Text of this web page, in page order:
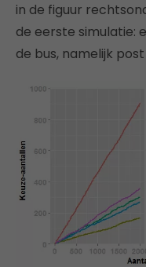
in de figuur
de eerste simulatie:
de bus, namelijk post